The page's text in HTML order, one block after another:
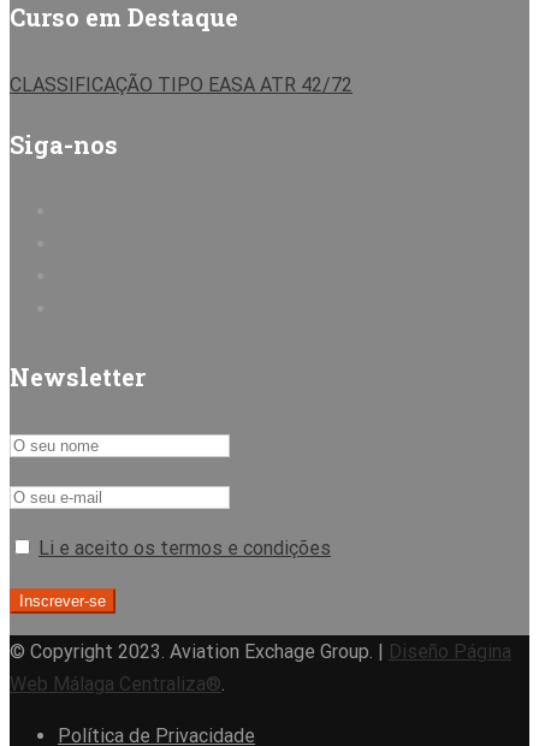
Curso em Destaque
CLASSIFICAÇÃO TIPO EASA ATR 42/72
Siga-nos
Newsletter
Li e aceito os termos e condições
© Copyright 2023. Aviation Exchage Group. | Diseño Página
Web Málaga Centraliza®
Política de Privacidade